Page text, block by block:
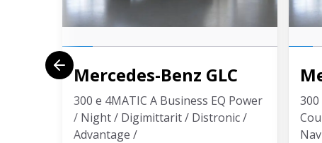
Mercedes-Benz GLC
300 e 4MATIC A Business EQ Power
/ Night / Digimittarit / Distronic /
Advantage /
300